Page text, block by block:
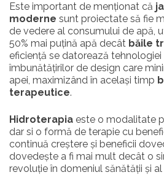
Este important de menționat că
moderne sunt proiectate să fie
de vedere al consumului de apă,
50% mai puțină apă decât băile
eficiență se datorează tehnologiei
îmbunătățirilor de design care
apei, maximizând în același timp
terapeutice.
Hidroterapia este o modalitate
dar si o formă de terapie cu
continuă creștere și beneficii
dovedește a fi mai mult decât o
revoluție în domeniul sănătății și al